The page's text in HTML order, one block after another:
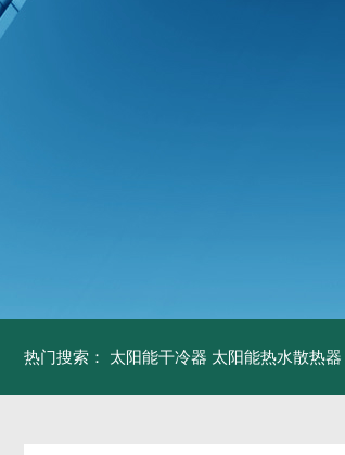
热门搜索： 太阳能干冷器 太阳能热水散热器